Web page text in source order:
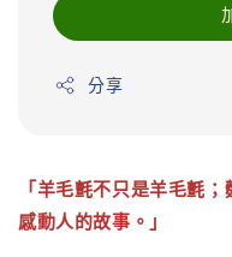
分享
「羊毛氈不只是羊毛氈
感動人的故事。」